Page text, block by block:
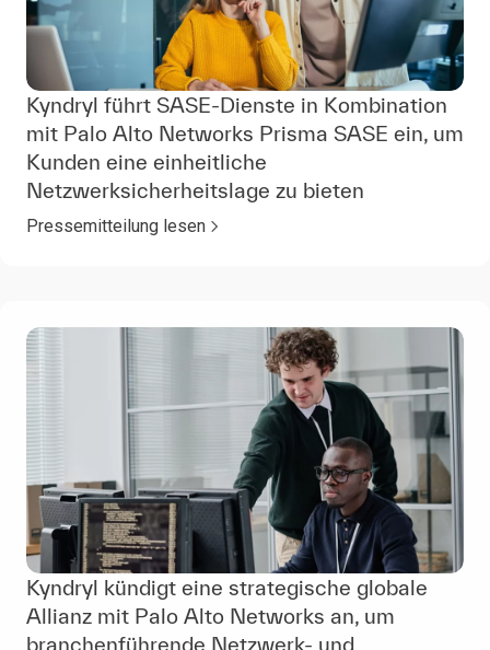
Kyndryl führt SASE-Dienste in Kombination
mit Palo Alto Networks Prisma SASE ein, um
Kunden eine einheitliche
Netzwerksicherheitslage zu bieten
Pressemitteilung lesen
Kyndryl kündigt eine strategische globale
Allianz mit Palo Alto Networks an, um
branchenführende Netzwerk- und